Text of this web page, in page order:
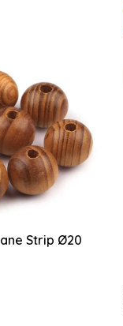
Strip Ø20